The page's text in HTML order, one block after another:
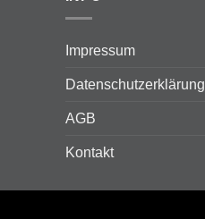
Impressum
Datenschutzerklärung
AGB
Kontakt